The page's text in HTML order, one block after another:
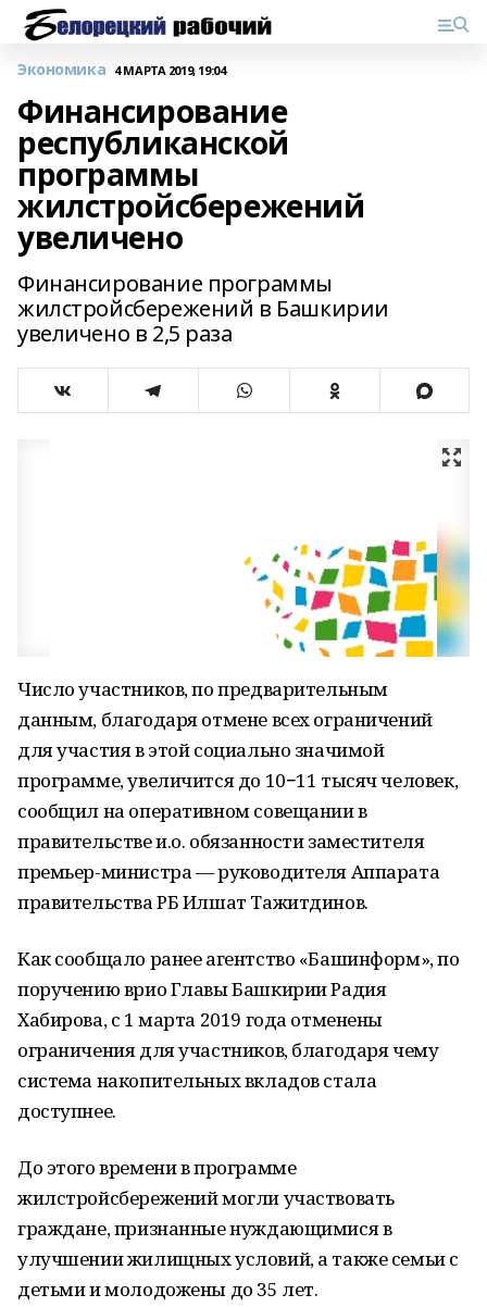
Экономика 4 МАРТА 2019, 19:04
Финансирование
республиканской
программы
жилстройсбережений
увеличено
Финансирование программы
жилстройсбережений в Башкирии
увеличено в 2,5 раза
Число участников, по предварительным
данным, благодаря отмене всех ограничений
для участия в этой социально значимой
программе, увеличится до 10−11 тысяч человек,
сообщил на оперативном совещании в
правительстве и.о. обязанности заместителя
премьер-министра — руководителя Аппарата
правительства РБ Илшат Тажитдинов.
Как сообщало ранее агентство «Башинформ», по
поручению врио Главы Башкирии Радия
Хабирова, с 1 марта 2019 года отменены
ограничения для участников, благодаря чему
система накопительных вкладов стала
доступнее.
До этого времени в программе
жилстройсбережений могли участвовать
граждане, признанные нуждающимися в
улучшении жилищных условий, а также семьи с
детьми и молодожены до 35 лет.